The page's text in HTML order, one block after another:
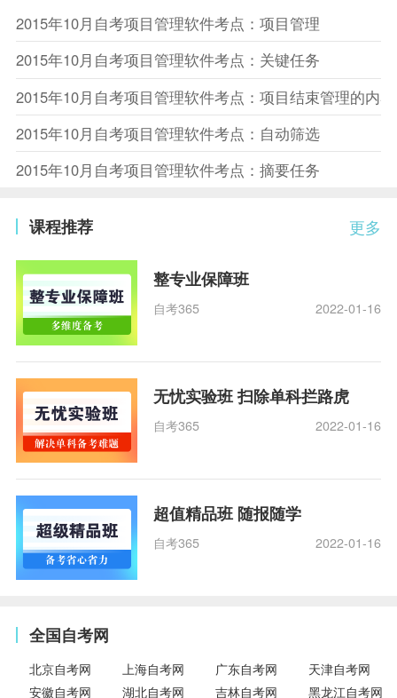
2015年10月自考项目管理软件考点：项目管理
2015年10月自考项目管理软件考点：关键任务
2015年10月自考项目管理软件考点：项目结束管理的内容
2015年10月自考项目管理软件考点：自动筛选
2015年10月自考项目管理软件考点：摘要任务
更多
课程推荐
整专业保障班
自考365 2022-01-16
无忧实验班 扫除单科拦路虎
自考365 2022-01-16
超值精品班 随报随学
自考365 2022-01-16
全国自考网
北京自考网 上海自考网 广东自考网
天津自考网
安徽自考网
湖北自考网 吉林自考网 黑龙江自考网